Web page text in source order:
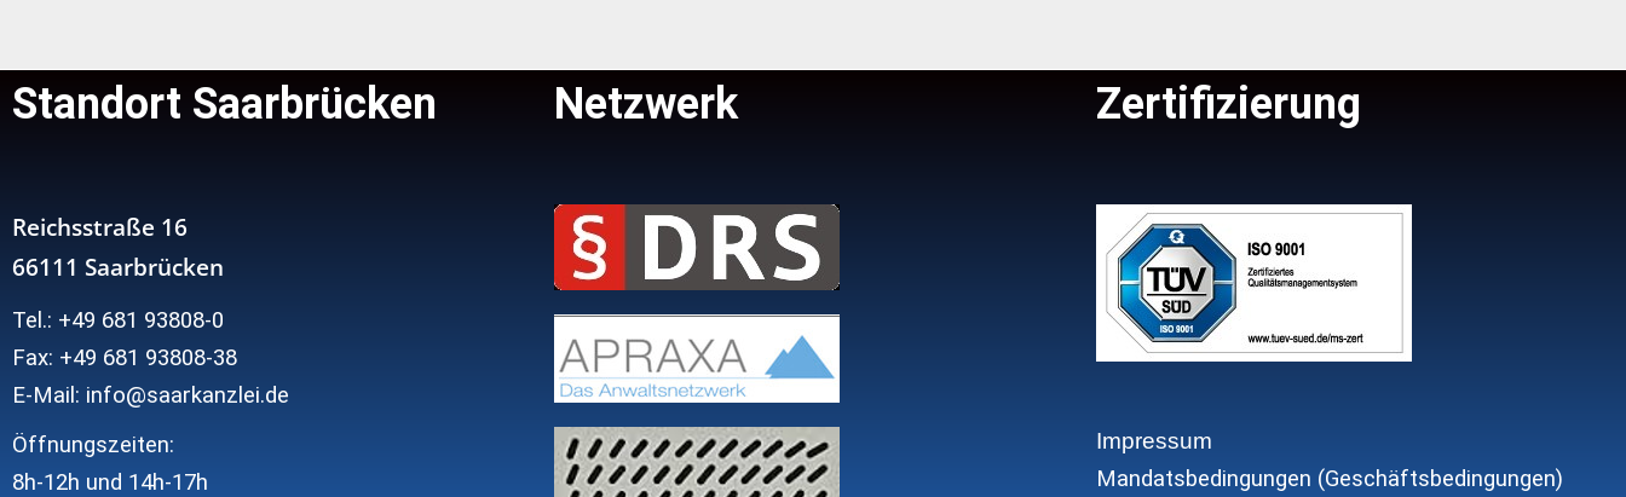
Standort Saarbrücken
Reichsstraße 16
66111 Saarbrücken
Tel.: +49 681 93808-0
Fax: +49 681 93808-38
E-Mail: info@saarkanzlei.de
Öffnungszeiten:
8h-12h und 14h-17h
Netzwerk Zertifizierung
Impressum
Mandatsbedingungen (Geschäftsbedingungen)